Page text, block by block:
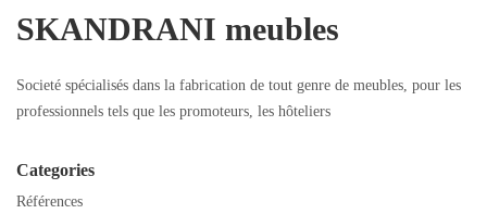
SKANDRANI meubles
Societé spécialisés dans la fabrication de tout genre de meubles, pour les
professionnels tels que les promoteurs, les hôteliers
Categories
Références